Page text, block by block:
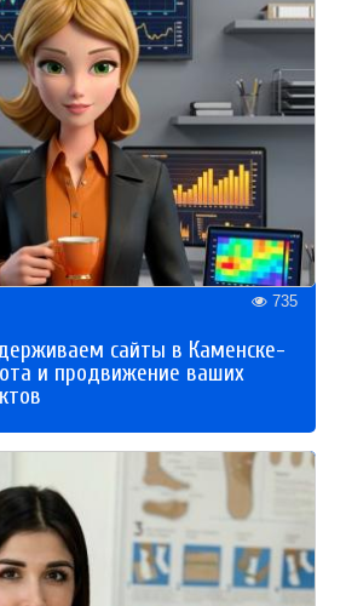
735
сайты в Каменске-
и продвижение ваших